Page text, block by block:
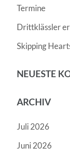
Termine
Drittklässler
Skipping
NEUESTE
ARCHIV
Juli 2026
Juni 2026